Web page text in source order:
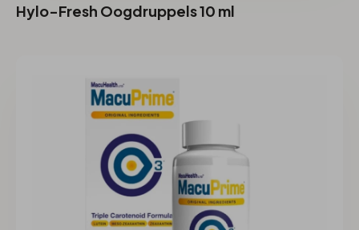
Hylo-Fresh Oogdruppels 10 ml